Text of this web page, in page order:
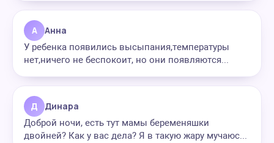
А Анна
У ребенка появились высыпания,температуры
нет,ничего не беспокоит, но они появляются...
Д Динара
Доброй ночи, есть тут мамы беременяшки
двойней? Как у вас дела? Я в такую жару мучаюс...